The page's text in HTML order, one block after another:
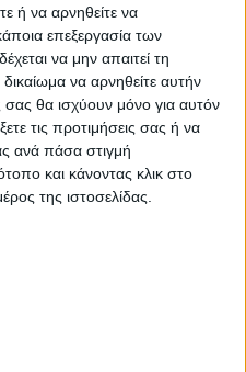
ή να αρνηθείτε να
επεξεργασία των
να μην απαιτεί τη
να αρνηθείτε αυτήν
σας θα ισχύουν μόνο για αυτόν
τις προτιμήσεις σας ή να
ανά πάσα στιγμή
και κάνοντας κλικ στο
της ιστοσελίδας.